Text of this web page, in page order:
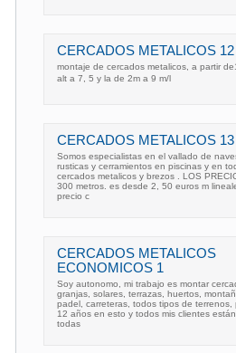
CERCADOS METALICOS 12
montaje de cercados metalicos, a partir
alt a 7, 5 y la de 2m a 9 m/l
CERCADOS METALICOS 13
Somos especialistas en el vallado de
rusticas y cerramientos en piscinas y en
cercados metalicos y brezos . LOS
300 metros. es desde 2, 50 euros m
precio c
CERCADOS METALICOS
ECONOMICOS 1
Soy autonomo, mi trabajo es montar
granjas, solares, terrazas, huertos,
padel, carreteras, todos tipos de terrenos,
12 años en esto y todos mis clientes
todas